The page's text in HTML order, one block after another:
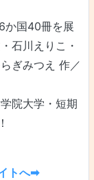
か国40冊を展
石川えりこ・
ぎみつえ 作／
院大学・短期
トへ➡